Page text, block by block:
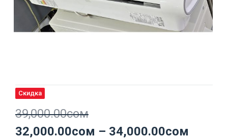
Скидка
39,000.00сом
32,000.00сом – 34,000.00сом